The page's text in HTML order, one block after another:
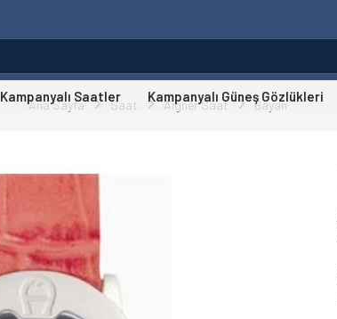
Kampanyalı Saatler Kampanyalı Güneş Gözlükleri
Ana Sayfa Saat Aigner Saat Bayan